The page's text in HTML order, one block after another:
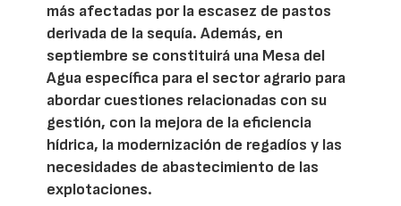
más afectadas por la escasez de pastos
derivada de la sequía. Además, en
septiembre se constituirá una Mesa del
Agua específica para el sector agrario para
abordar cuestiones relacionadas con su
gestión, con la mejora de la eficiencia
hídrica, la modernización de regadíos y las
necesidades de abastecimiento de las
explotaciones.